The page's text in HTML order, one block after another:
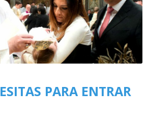
PARA ENTRAR